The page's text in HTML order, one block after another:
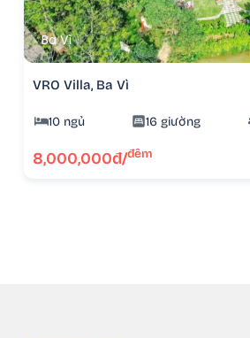
Ba Vì
VRO Villa, Ba Vì
10 ngủ 16 giường
8,000,000đ/đêm